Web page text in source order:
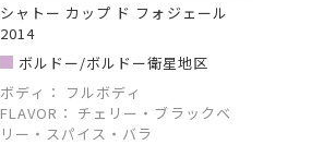
シャトー カップ ド フォジェール
2014
ボルドー/ボルドー衛星地区
ボディ：
フルボディ
FLAVOR： チェリー・ブラックベ
リー・スパイス・バラ